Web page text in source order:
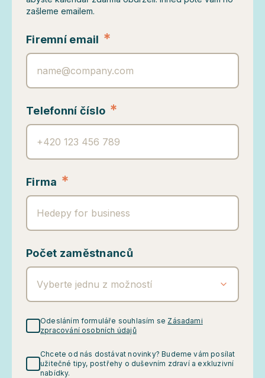
zašleme emailem.
Firemní email *
Telefonní číslo *
Firma *
Počet zaměstnanců
Vyberte jednu z možností
Odesláním formuláře souhlasím se Zásadami
zpracování osobních údajů
Chcete od nás dostávat novinky? Budeme vám posílat
užitečné tipy, postřehy o duševním zdraví a exkluzivní
nabídky.